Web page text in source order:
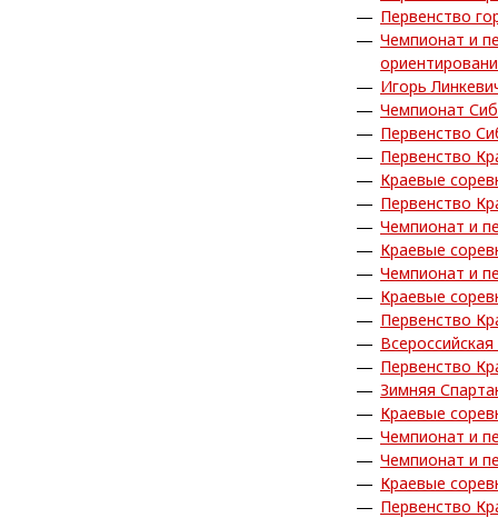
Первенство
Чемпионат и
Игорь
Чемпионат
Первенство
Первенство
Краевые
Первенство
Чемпионат и
Краевые
Чемпионат и
Краевые
Первенство
Первенство
Зимняя
Краевые
Чемпионат и
Чемпионат и
Краевые
Первенство